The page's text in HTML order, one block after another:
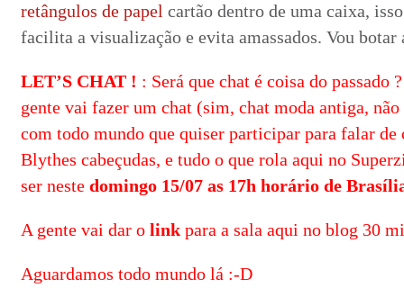
retângulos de papel cartão dentro de uma caixa,
facilita a visualização e evita amassados. Vou
LET’S CHAT ! : Será que chat é coisa do passado
gente vai fazer um chat (sim, chat moda antiga, não
com todo mundo que quiser participar para falar de
Blythes cabeçudas, e tudo o que rola aqui no
ser neste domingo 15/07 as 17h horário de
A gente vai dar o link para a sala aqui no blog 30
Aguardamos todo mundo lá :-D